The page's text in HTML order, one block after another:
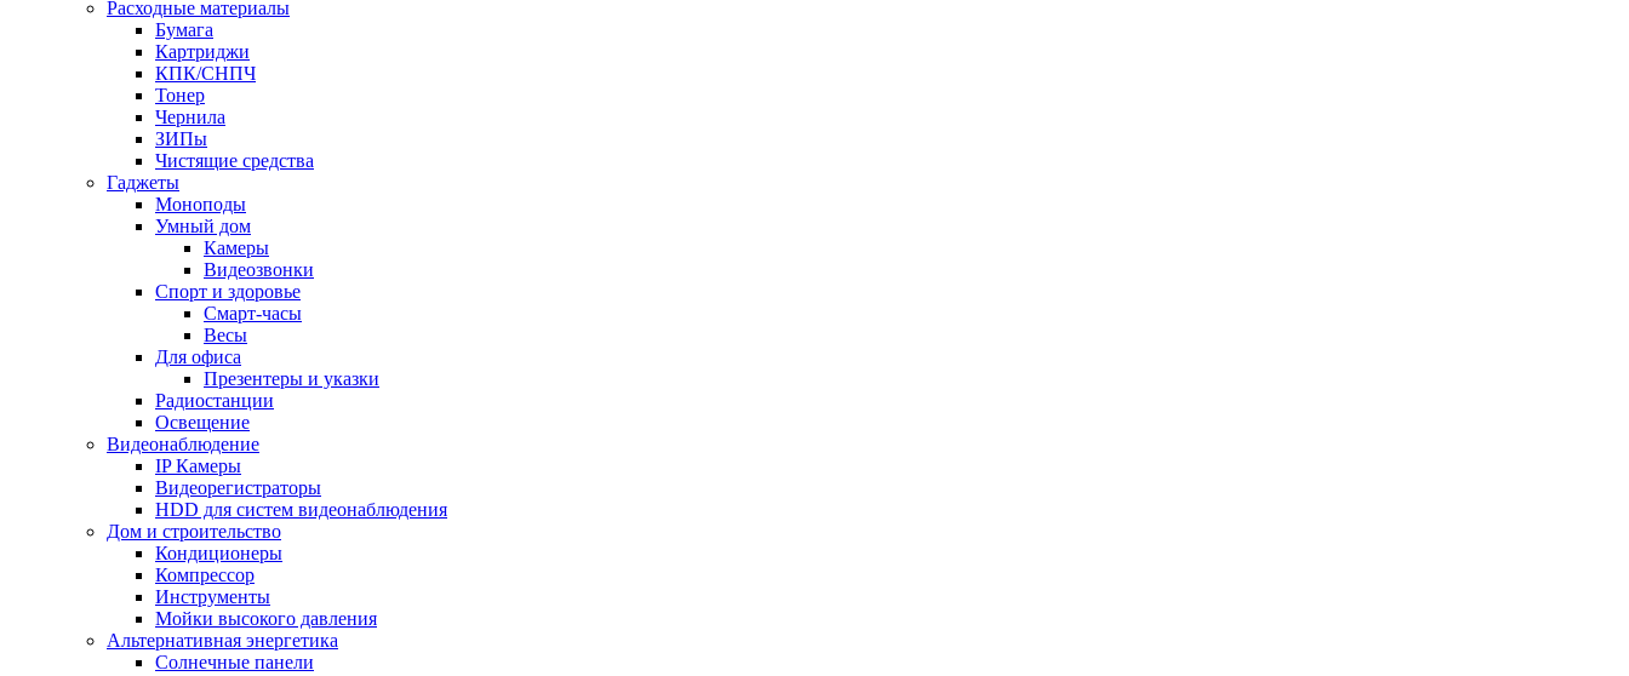
Расходные материалы
Бумага
Картриджи
КПК/СНПЧ
Тонер
Чернила
ЗИПы
Чистящие средства
Гаджеты
Моноподы
Умный дом
Камеры
Видеозвонки
Спорт и здоровье
Смарт-часы
Весы
Для офиса
Презентеры и указки
Радиостанции
Освещение
Видеонаблюдение
IP Камеры
Видеорегистраторы
HDD для систем видеонаблюдения
Дом и строительство
Кондиционеры
Компрессор
Инструменты
Мойки высокого давления
Альтернативная энергетика
Солнечные панели